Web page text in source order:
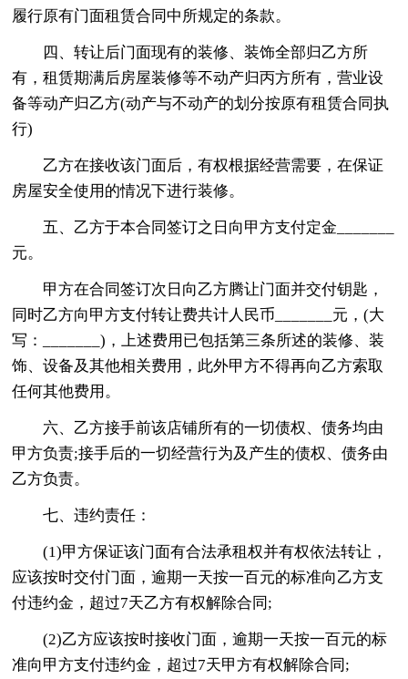
履行原有门面租赁合同中所规定的条款。
四、转让后门面现有的装修、装饰全部归乙方所
有，租赁期满后房屋装修等不动产归丙方所有，营业设
备等动产归乙方(动产与不动产的划分按原有租赁合同执
行)
乙方在接收该门面后，有权根据经营需要，在保证
房屋安全使用的情况下进行装修。
五、乙方于本合同签订之日向甲方支付定金_______
元。
甲方在合同签订次日向乙方腾让门面并交付钥匙，
同时乙方向甲方支付转让费共计人民币_______元，(大
写：_______)，上述费用已包括第三条所述的装修、装
饰、设备及其他相关费用，此外甲方不得再向乙方索取
任何其他费用。
六、乙方接手前该店铺所有的一切债权、债务均由
甲方负责;接手后的一切经营行为及产生的债权、债务由
乙方负责。
七、违约责任：
(1)甲方保证该门面有合法承租权并有权依法转让，
应该按时交付门面，逾期一天按一百元的标准向乙方支
付违约金，超过7天乙方有权解除合同;
(2)乙方应该按时接收门面，逾期一天按一百元的标
准向甲方支付违约金，超过7天甲方有权解除合同;